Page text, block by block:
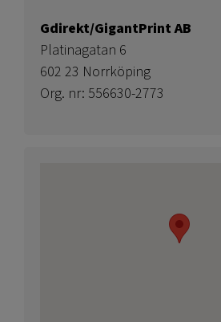
Gdirekt/GigantPrint AB
Platinagatan 6
602 23 Norrköping
Org. nr: 556630-2773